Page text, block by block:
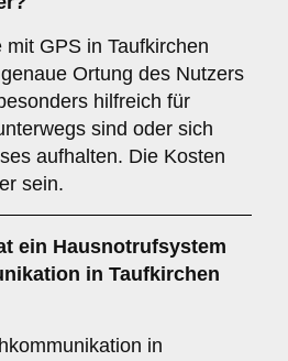
GPS in Taufkirchen
Ortung des Nutzers
hilfreich für
sind oder sich
aufhalten. Die Kosten
sein.
ein Hausnotrufsystem
in Taufkirchen
in